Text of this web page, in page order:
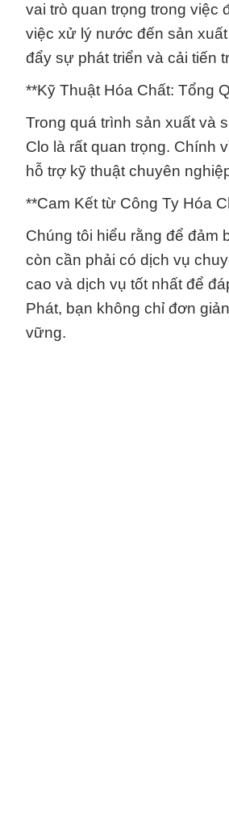
vai trò quan trọng trong việc
việc xử lý nước đến sản
đẩy sự phát triển và cải tiến
**Kỹ Thuật Hóa Chất: Tổng
Trong quá trình sản xuất và
Clo là rất quan trọng. Chính
hỗ trợ kỹ thuật chuyên
**Cam Kết từ Công Ty Hóa
Chúng tôi hiểu rằng để đảm
còn cần phải có dịch vụ
cao và dịch vụ tốt nhất để
Phát, bạn không chỉ đơn
vững.